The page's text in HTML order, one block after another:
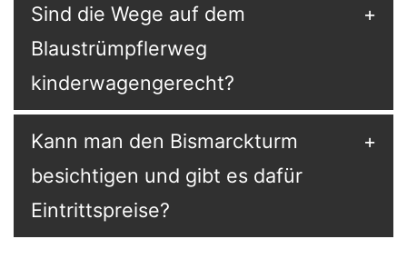
Sind die Wege auf dem
Blaustrümpflerweg
kinderwagengerecht?
Kann man den Bismarckturm
besichtigen und gibt es dafür
Eintrittspreise?